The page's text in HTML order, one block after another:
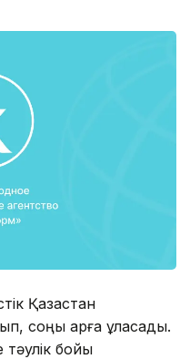
Қазақстан
соңы қарға ұласады.
тәулік бойы